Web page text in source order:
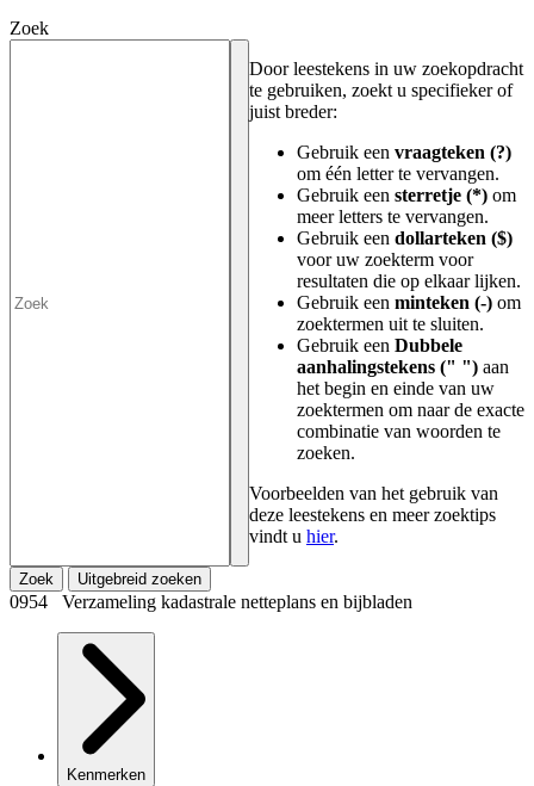
Zoek
Door leestekens in uw zoekopdracht
te gebruiken, zoekt u specifieker of
juist breder:
Gebruik een vraagteken (?)
om één letter te vervangen.
Gebruik een sterretje (*) om
meer letters te vervangen.
Gebruik een dollarteken ($)
voor uw zoekterm voor
resultaten die op elkaar lijken.
Gebruik een minteken (-) om
zoektermen uit te sluiten.
Gebruik een Dubbele
aanhalingstekens (" ") aan
het begin en einde van uw
zoektermen om naar de exacte
combinatie van woorden te
zoeken.
Voorbeelden van het gebruik van
deze leestekens en meer zoektips
vindt u hier.
Zoek Uitgebreid zoeken
0954 Verzameling kadastrale netteplans en bijbladen
Kenmerken